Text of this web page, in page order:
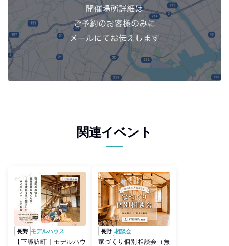
関連イベント
長野 モデルハウス
【下諏訪町｜モデルハウ
長野 相談会
家づくり個別相談会（無